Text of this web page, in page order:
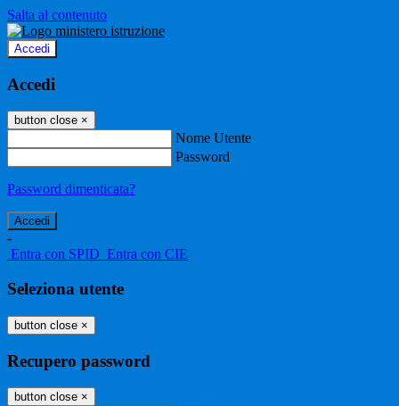
Salta al contenuto
Accedi
Accedi
button close ×
Nome Utente
Password
Password dimenticata?
-
Entra con SPID Entra con CIE
Seleziona utente
button close ×
Recupero password
button close ×